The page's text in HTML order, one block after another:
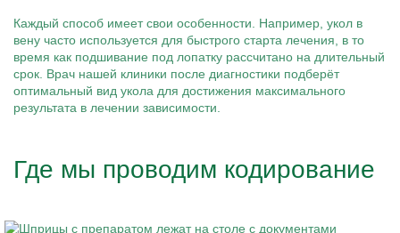
Каждый способ имеет свои особенности. Например, укол в
вену часто используется для быстрого старта лечения, в то
время как подшивание под лопатку рассчитано на длительный
срок. Врач нашей клиники после диагностики подберёт
оптимальный вид укола для достижения максимального
результата в лечении зависимости.
Где мы проводим кодирование